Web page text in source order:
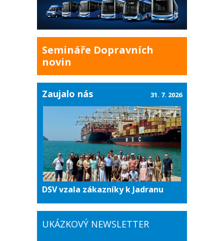
Semináře Dopravních
novin
Zaujalo nás
DSV vzala zákazníky k Jadranu
31. 7. 2026
UKÁZKOVÝ NEWSLETTER